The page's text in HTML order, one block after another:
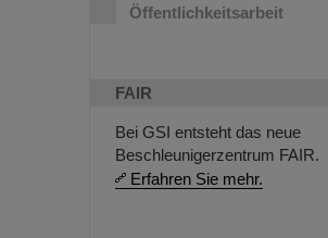
Öffentlichkeitsarbeit
FAIR
Bei GSI entsteht das neue
Beschleunigerzentrum FAIR.
Erfahren Sie mehr.